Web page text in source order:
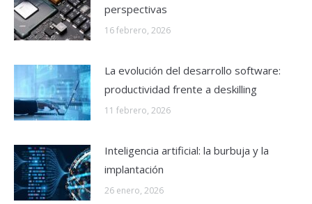
perspectivas
16 febrero, 2026
La evolución del desarrollo software:
productividad frente a deskilling
11 febrero, 2026
Inteligencia artificial: la burbuja y la
implantación
26 enero, 2026